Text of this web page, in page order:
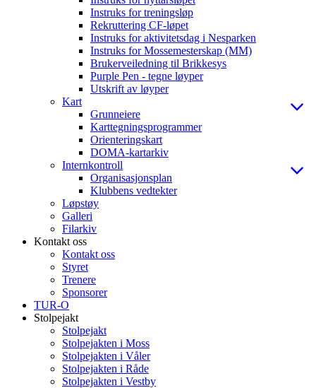
Instruks for treningsløp
Rekruttering CF-løpet
Instruks for aktivitetsdag i Nesparken
Instruks for Mossemesterskap (MM)
Brukerveiledning til Brikkesys
Purple Pen - tegne løyper
Utskrift av løyper
Kart
Grunneiere
Karttegningsprogrammer
Orienteringskart
DOMA-kartarkiv
Internkontroll
Organisasjonsplan
Klubbens vedtekter
Løpstøy
Galleri
Filarkiv
Kontakt oss
Kontakt oss
Styret
Trenere
Sponsorer
TUR-O
Stolpejakt
Stolpejakt
Stolpejakten i Moss
Stolpejakten i Våler
Stolpejakten i Råde
Stolpejakten i Vestby